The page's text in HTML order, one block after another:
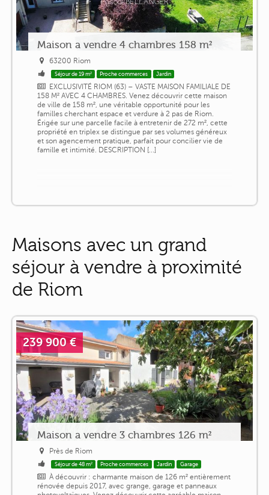
Maison a vendre 4 chambres 158 m²
63200 Riom
Séjour de 19 m² Proche commerces Jardin
EXCLUSIVITÉ RIOM (63) – VASTE MAISON FAMILIALE DE
158 M² AVEC 4 CHAMBRES. Venez découvrir cette maison
de ville de 158 m², une véritable opportunité pour les
familles cherchant espace et verdure à 2 pas de Riom.
Érigée sur une parcelle facile à entretenir de 272 m², cette
propriété en triplex se distingue par ses volumes généreux
et son agencement pratique, parfait pour concilier vie de
famille et intimité. DESCRIPTION [...]
Maisons avec un grand
séjour à vendre à proximité
de Riom
239 900 €
Maison a vendre 3 chambres 126 m²
Près de Riom
Séjour de 48 m² Proche commerces Jardin Garage
À découvrir : charmante maison de 126 m² entièrement
rénovée depuis 2017, avec grange, garage et panneaux